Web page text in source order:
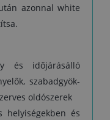
azonnal white
és időjárásálló
szabadgyök-
oldószerek
helyiségekben és